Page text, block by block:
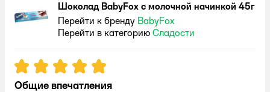
Шоколад BabyFox с молочной начинкой 45г
Перейти к бренду BabyFox
Перейти в категорию Сладости
Рейтинг:5
Общие впечатления